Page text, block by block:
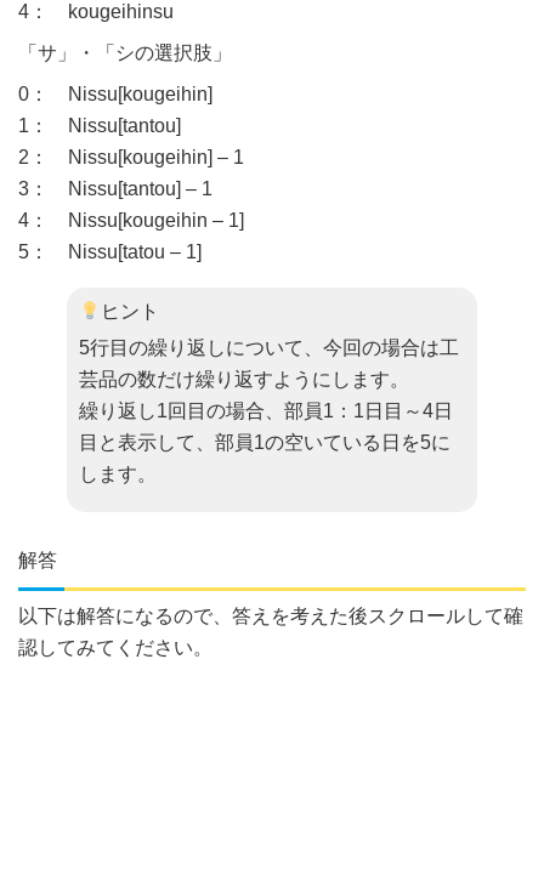
4： kougeihinsu
「サ」・「シの選択肢」
0： Nissu[kougeihin]
1： Nissu[tantou]
2： Nissu[kougeihin] – 1
3： Nissu[tantou] – 1
4： Nissu[kougeihin – 1]
5： Nissu[tatou – 1]
ヒント
5行目の繰り返しについて、今回の場合は工
芸品の数だけ繰り返すようにします。
繰り返し1回目の場合、部員1：1日目～4日
目と表示して、部員1の空いている日を5に
します。
解答
以下は解答になるので、答えを考えた後スクロールして確
認してみてください。